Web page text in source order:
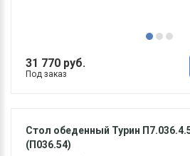
31 770 руб.
Под заказ
Стол обеденный Турин
(П036.54)